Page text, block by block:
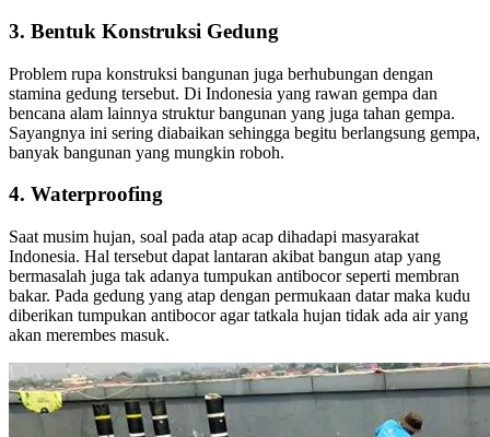
3. Bentuk Konstruksi Gedung
Problem rupa konstruksi bangunan juga berhubungan dengan
stamina gedung tersebut. Di Indonesia yang rawan gempa dan
bencana alam lainnya struktur bangunan yang juga tahan gempa.
Sayangnya ini sering diabaikan sehingga begitu berlangsung gempa,
banyak bangunan yang mungkin roboh.
4. Waterproofing
Saat musim hujan, soal pada atap acap dihadapi masyarakat
Indonesia. Hal tersebut dapat lantaran akibat bangun atap yang
bermasalah juga tak adanya tumpukan antibocor seperti membran
bakar. Pada gedung yang atap dengan permukaan datar maka kudu
diberikan tumpukan antibocor agar tatkala hujan tidak ada air yang
akan merembes masuk.